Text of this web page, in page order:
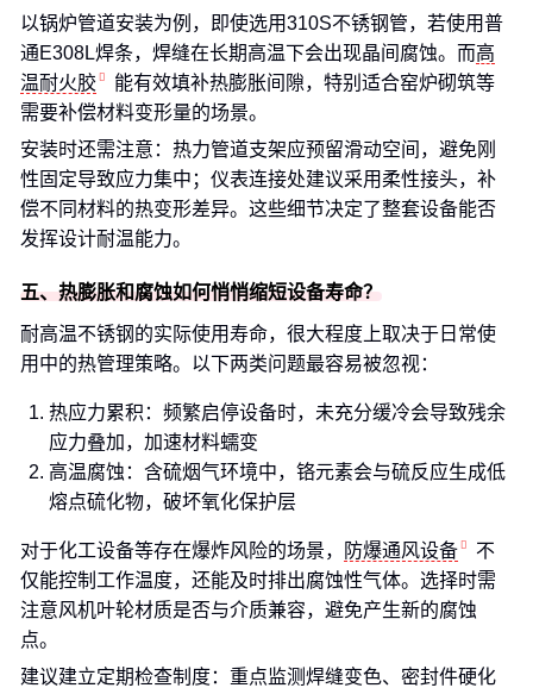
以锅炉管道安装为例，即使选用310S不锈钢管，若使用普
通E308L焊条，焊缝在长期高温下会出现晶间腐蚀。而高
温耐火胶
能有效填补热膨胀间隙，特别适合窑炉砌筑等
需要补偿材料变形量的场景。
安装时还需注意：热力管道支架应预留滑动空间，避免刚
性固定导致应力集中；仪表连接处建议采用柔性接头，补
偿不同材料的热变形差异。这些细节决定了整套设备能否
发挥设计耐温能力。
五、热膨胀和腐蚀如何悄悄缩短设备寿命？
耐高温不锈钢的实际使用寿命，很大程度上取决于日常使
用中的热管理策略。以下两类问题最容易被忽视：
热应力累积：频繁启停设备时，未充分缓冷会导致残余
应力叠加，加速材料蠕变
高温腐蚀：含硫烟气环境中，铬元素会与硫反应生成低
熔点硫化物，破坏氧化保护层
对于化工设备等存在爆炸风险的场景， 防爆通风设备
不
仅能控制工作温度，还能及时排出腐蚀性气体。选择时需
注意风机叶轮材质是否与介质兼容，避免产生新的腐蚀
点。
建议建立定期检查制度：重点监测焊缝变色、密封件硬化